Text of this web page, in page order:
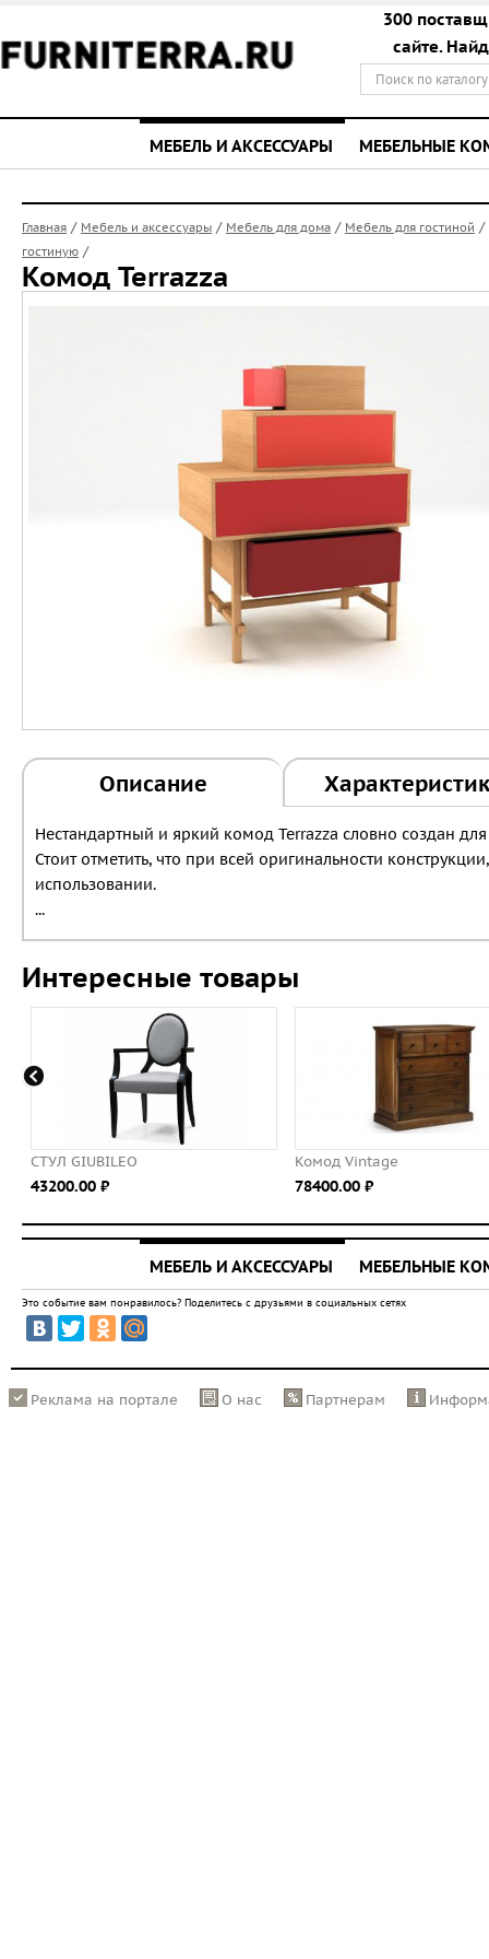
300
сайте.
МЕБЕЛЬ И АКСЕССУАРЫ МЕБЕЛЬНЫЕ
Главная / Мебель и аксессуары / Мебель для дома / Мебель для гостиной /
гостиную /
Комод Terrazza
Описание
Нестандартный и яркий комод Terrazza словно создан
Стоит отметить, что при всей оригинальности
использовании.
...
Интересные товары
СТУЛ GIUBILEO
43200.00 ⃏
Комод Vintage
78400.00 ⃏
МЕБЕЛЬ И АКСЕССУАРЫ МЕБЕЛЬНЫЕ
Это событие вам понравилось? Поделитесь с друзьями в социальных сетях
Реклама на портале О нас Партнерам